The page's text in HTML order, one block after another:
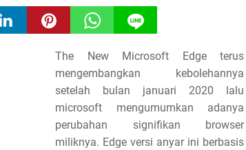
The New Microsoft Edge terus
mengembangkan kebolehannya
setelah bulan januari 2020 lalu
microsoft mengumumkan adanya
perubahan signifikan browser
miliknya. Edge versi anyar ini berbasis